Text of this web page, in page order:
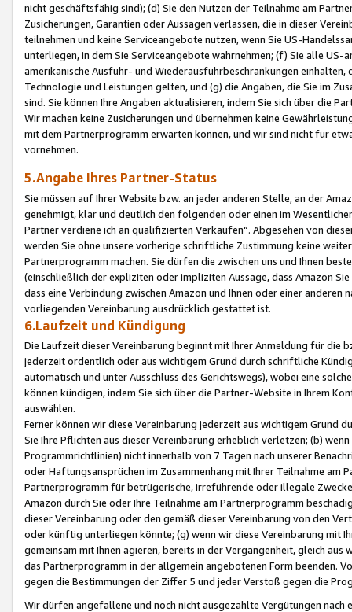
nicht geschäftsfähig sind); (d) Sie den Nutzen der Teilnahme am
Zusicherungen, Garantien oder Aussagen verlassen, die in dieser
teilnehmen und keine Serviceangebote nutzen, wenn Sie US-
unterliegen, in dem Sie Serviceangebote wahrnehmen; (f) Sie alle
amerikanische Ausfuhr- und Wiederausfuhrbeschränkungen
Technologie und Leistungen gelten, und (g) die Angaben, die Sie im
sind. Sie können Ihre Angaben aktualisieren, indem Sie sich über die
Wir machen keine Zusicherungen und übernehmen keine
mit dem Partnerprogramm erwarten können, und wir sind nicht für
vornehmen.
5.Angabe Ihres Partner-Status
Sie müssen auf Ihrer Website bzw. an jeder anderen Stelle, an der
genehmigt, klar und deutlich den folgenden oder einen im
Partner verdiene ich an qualifizierten Verkäufen“. Abgesehen von
werden Sie ohne unsere vorherige schriftliche Zustimmung keine
Partnerprogramm machen. Sie dürfen die zwischen uns und Ihnen
(einschließlich der expliziten oder impliziten Aussage, dass Amazon
dass eine Verbindung zwischen Amazon und Ihnen oder einer
vorliegenden Vereinbarung ausdrücklich gestattet ist.
6.Laufzeit und Kündigung
Die Laufzeit dieser Vereinbarung beginnt mit Ihrer Anmeldung für die
jederzeit ordentlich oder aus wichtigem Grund durch schriftliche
automatisch und unter Ausschluss des Gerichtswegs), wobei eine
können kündigen, indem Sie sich über die Partner-Website in Ihrem
auswählen.
Ferner können wir diese Vereinbarung jederzeit aus wichtigem Grund
Sie Ihre Pflichten aus dieser Vereinbarung erheblich verletzen; (b)
Programmrichtlinien) nicht innerhalb von 7 Tagen nach unserer
oder Haftungsansprüchen im Zusammenhang mit Ihrer Teilnahme am
Partnerprogramm für betrügerische, irreführende oder illegale
Amazon durch Sie oder Ihre Teilnahme am Partnerprogramm
dieser Vereinbarung oder den gemäß dieser Vereinbarung von den
oder künftig unterliegen könnte; (g) wenn wir diese Vereinbarung mit
gemeinsam mit Ihnen agieren, bereits in der Vergangenheit, gleich
das Partnerprogramm in der allgemein angebotenen Form beenden.
gegen die Bestimmungen der Ziffer 5 und jeder Verstoß gegen die
Wir dürfen angefallene und noch nicht ausgezahlte Vergütungen